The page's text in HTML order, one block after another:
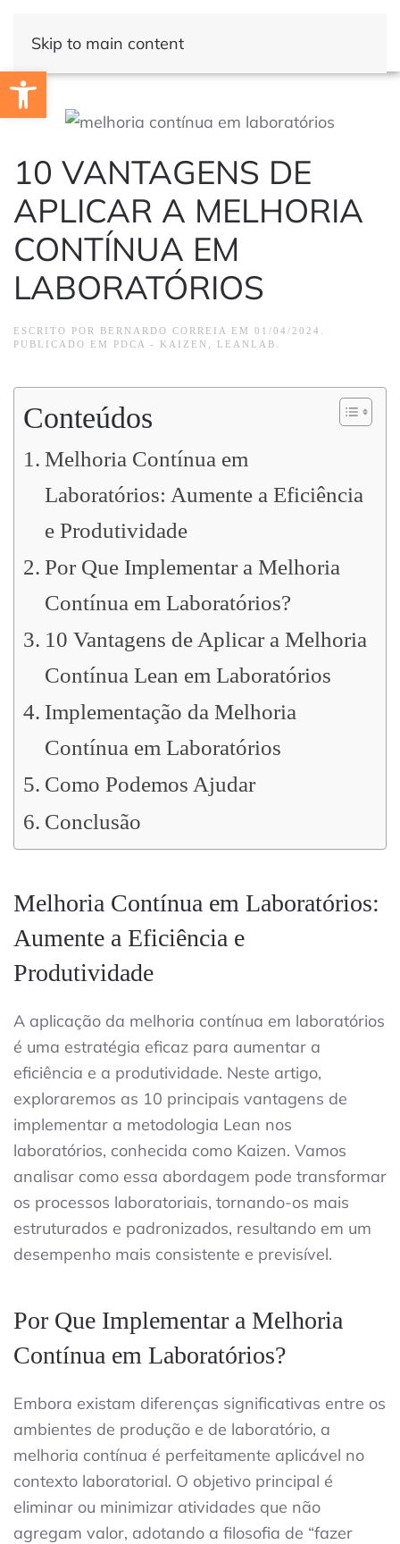
Skip to main content
10 VANTAGENS DE
APLICAR A MELHORIA
CONTÍNUA EM
LABORATÓRIOS
ESCRITO POR BERNARDO CORREIA EM 01/04/2024
PUBLICADO EM PDCA - KAIZEN LEANLAB
Conteúdos
Melhoria Contínua em
Laboratórios: Aumente a Eficiência
e Produtividade
Por Que Implementar a Melhoria
Contínua em Laboratórios?
10 Vantagens de Aplicar a Melhoria
Contínua Lean em Laboratórios
Implementação da Melhoria
Contínua em Laboratórios
Como Podemos Ajudar
Conclusão
Melhoria Contínua em Laboratórios:
Aumente a Eficiência e
Produtividade
A aplicação da melhoria contínua em laboratórios
é uma estratégia eficaz para aumentar a
eficiência e a produtividade. Neste artigo,
exploraremos as 10 principais vantagens de
implementar a metodologia Lean nos
laboratórios, conhecida como Kaizen. Vamos
analisar como essa abordagem pode transformar
os processos laboratoriais, tornando-os mais
estruturados e padronizados, resultando em um
desempenho mais consistente e previsível.
Por Que Implementar a Melhoria
Contínua em Laboratórios?
Embora existam diferenças significativas entre os
ambientes de produção e de laboratório, a
melhoria contínua é perfeitamente aplicável no
contexto laboratorial. O objetivo principal é
eliminar ou minimizar atividades que não
agregam valor, adotando a filosofia de “fazer
Open toolbar